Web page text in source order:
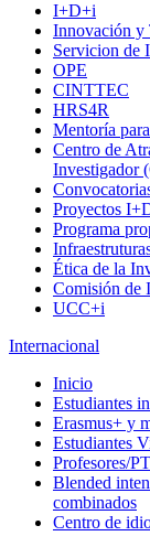
I+D+i
Innovación y
Servicion de
OPE
CINTTEC
HRS4R
Mentoría
Centro de
Investigador
Proyectos
Programa
Ética de la
Comisión de
UCC+i
Internacional
Inicio
Estudiantes
Erasmus+ y
Estudiantes
Profesores/
Blended
combinados
Centro de